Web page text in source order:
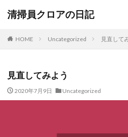
清掃員クロアの日記
HOME Uncategorized 見直して
見直してみよう
2020年7月9日 Uncategorized